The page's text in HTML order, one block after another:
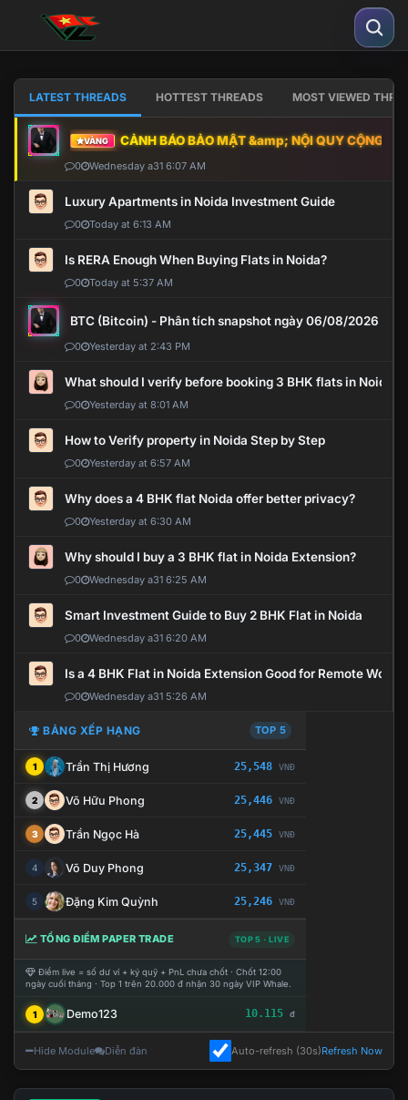
LATEST THREADS HOTTEST THREADS MOST VIEWED
VÀNG CẢNH BÁO BẢO MẬT &amp; NỘI QUY CỘNG
0 Wednesday a31 6:07 AM
Luxury Apartments in Noida Investment Guide
0 Today at 6:13 AM
Is RERA Enough When Buying Flats in Noida?
0 Today at 5:37 AM
BTC (Bitcoin) - Phân tích snapshot ngày 06/08/2026
0 Yesterday at 2:43 PM
What should I verify before booking 3 BHK flats in Noida?
0 Yesterday at 8:01 AM
How to Verify property in Noida Step by Step
0 Yesterday at 6:57 AM
Why does a 4 BHK flat Noida offer better privacy?
0 Yesterday at 6:30 AM
Why should I buy a 3 BHK flat in Noida Extension?
0 Wednesday a31 6:25 AM
Smart Investment Guide to Buy 2 BHK Flat in Noida
0 Wednesday a31 6:20 AM
Is a 4 BHK Flat in Noida Extension Good for Remote Work?
0 Wednesday a31 5:26 AM
BẢNG XẾP HẠNG TOP 5
1 Trần Thị Hương 25,548 VNĐ
2 Võ Hữu Phong 25,446 VNĐ
3 Trần Ngọc Hà 25,445 VNĐ
4 Võ Duy Phong 25,347 VNĐ
5 Đặng Kim Quỳnh 25,246 VNĐ
TỔNG ĐIỂM PAPER TRADE TOP 5 · LIVE
Điểm live = số dư ví + ký quỹ + PnL chưa chốt · Chốt 12:00
ngày cuối tháng · Top 1 trên 20.000 đ nhận 30 ngày VIP Whale.
1 Demo123 10.115 đ
Hide Module Diễn đàn Auto-refresh (30s)Refresh Now